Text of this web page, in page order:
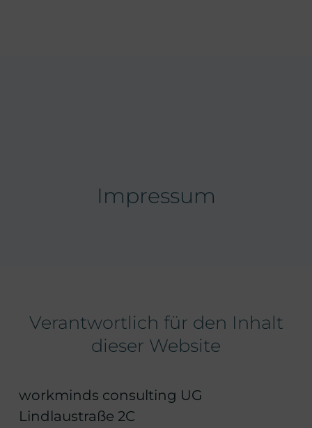
Impressum
Verantwortlich für den Inhalt
dieser Website
workminds consulting UG
Lindlaustraße 2C